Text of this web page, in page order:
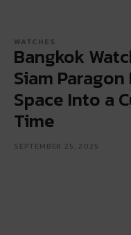
WATCHES
Bangkok
Siam
Space Into a
Time
SEPTEMBER 25, 2025